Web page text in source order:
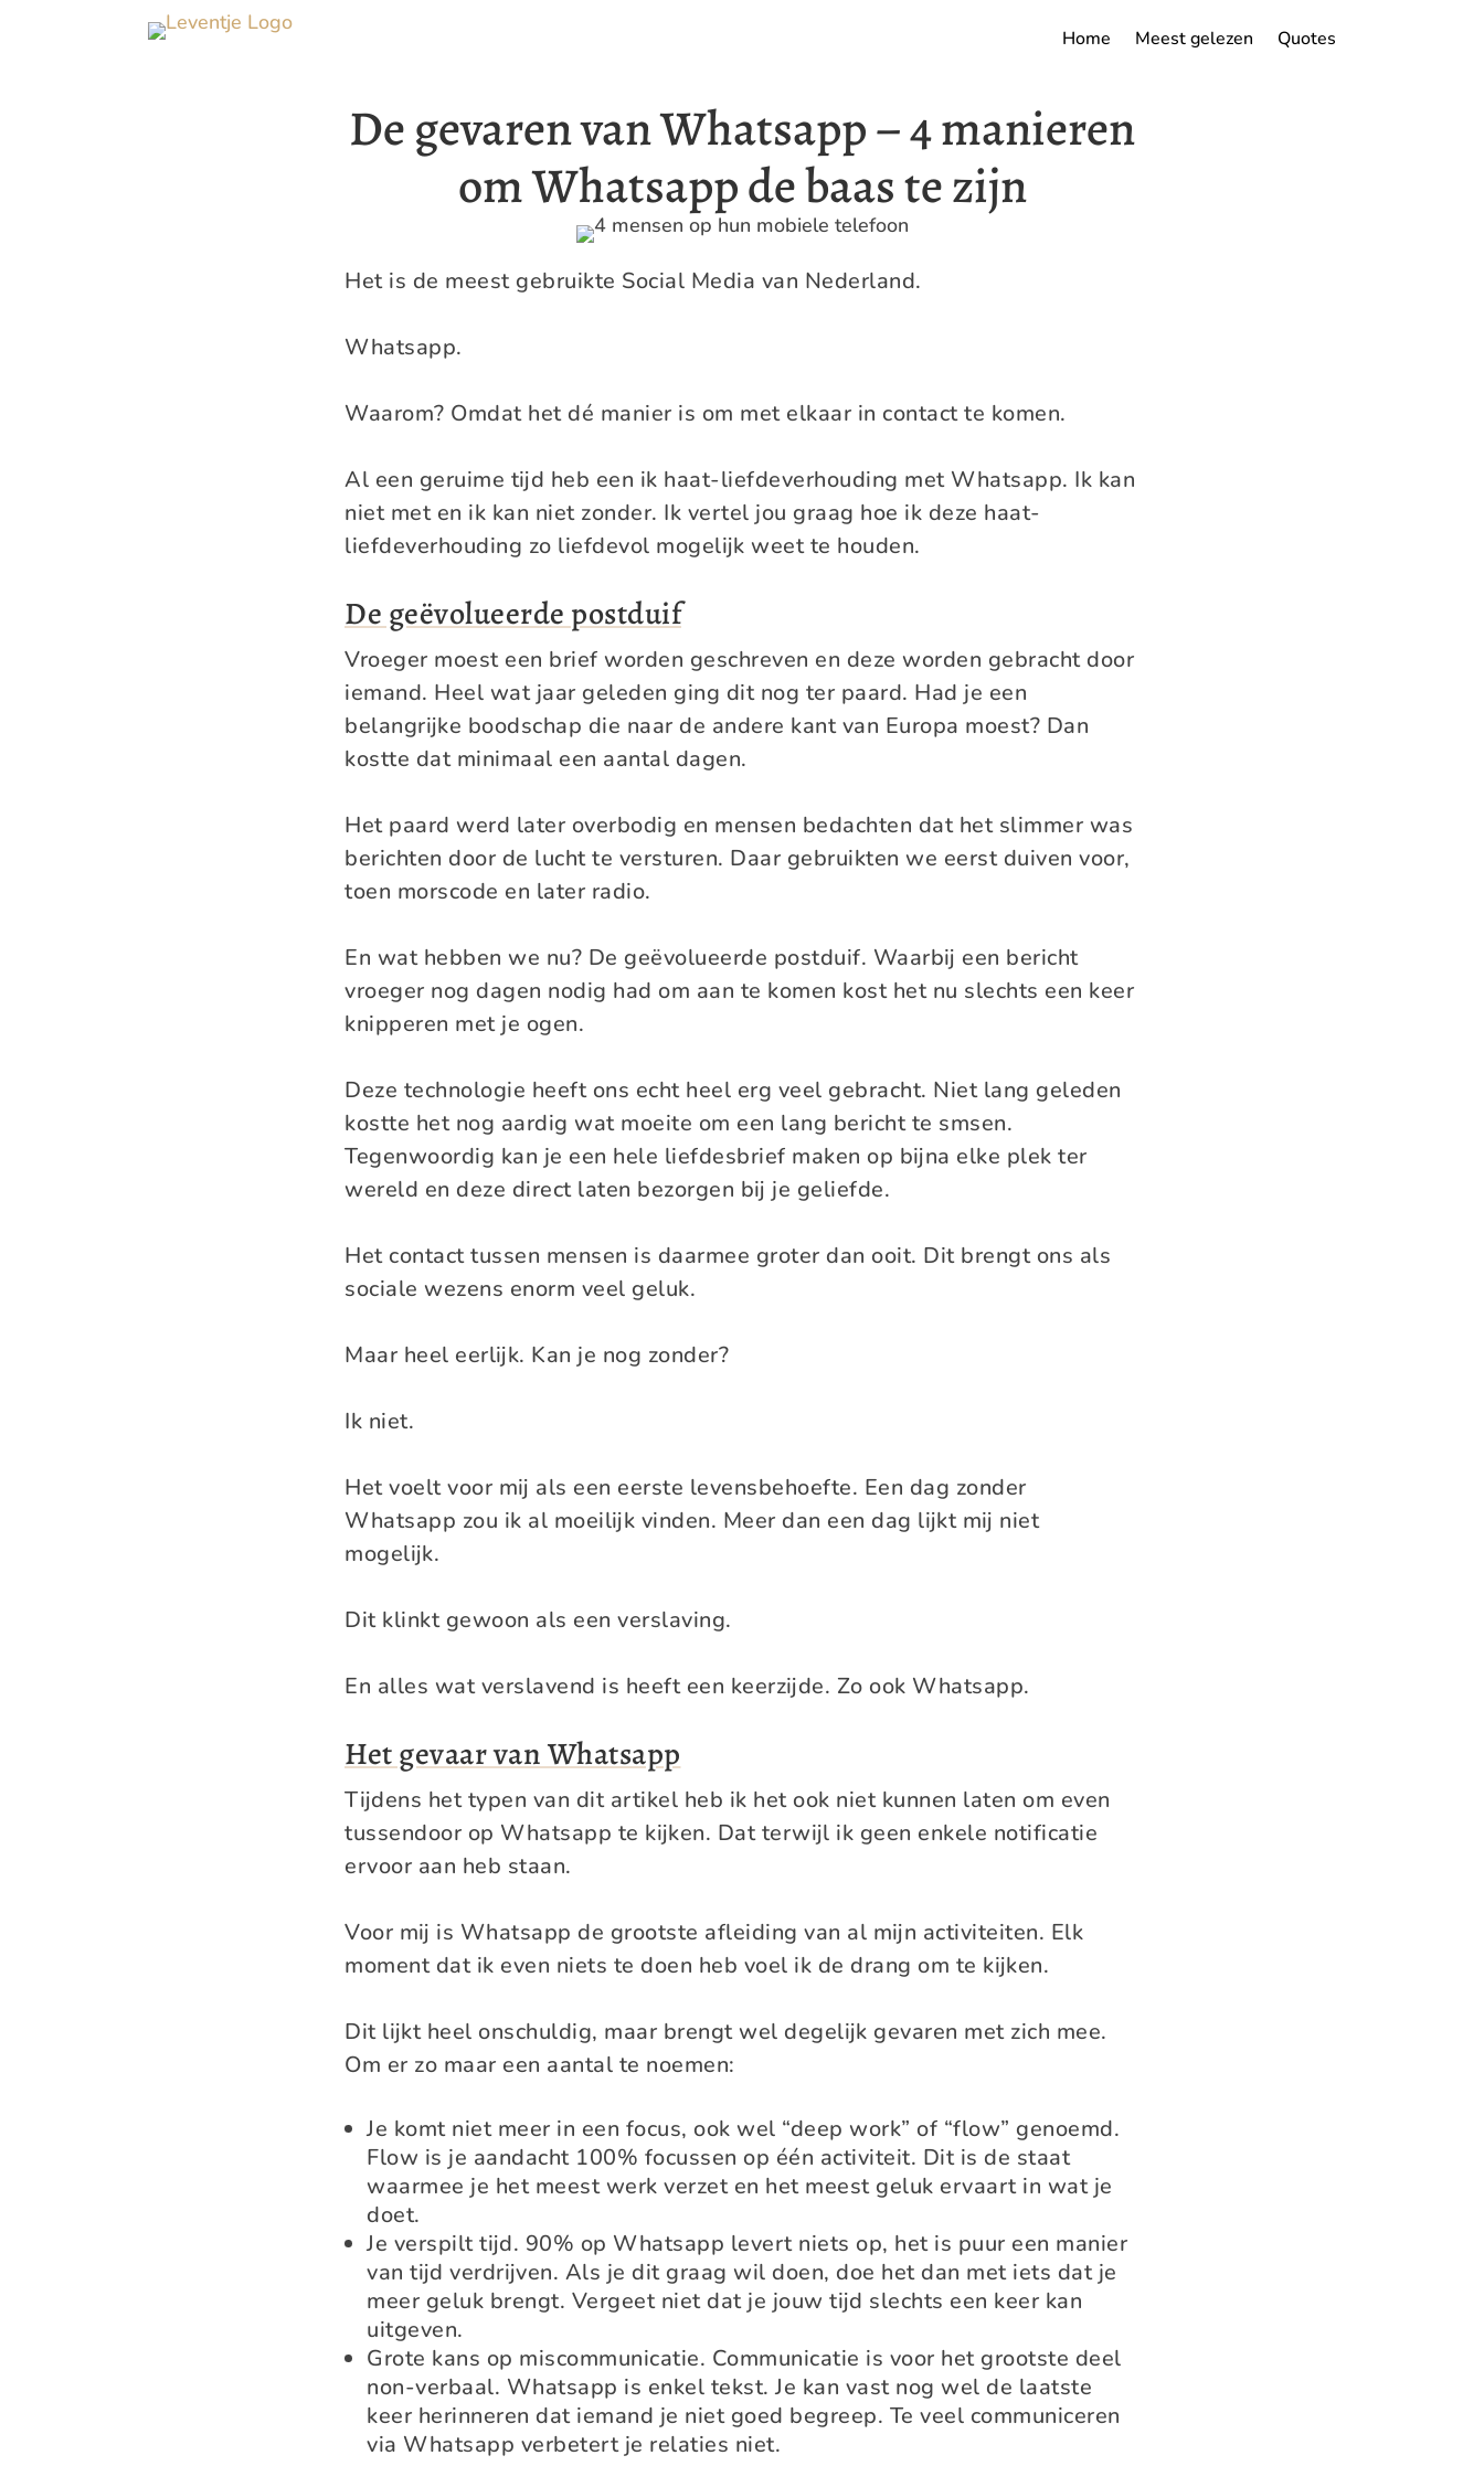
Home Meest gelezen Quotes
De gevaren van Whatsapp – 4 manieren
om Whatsapp de baas te zijn
Het is de meest gebruikte Social Media van Nederland.
Whatsapp.
Waarom? Omdat het dé manier is om met elkaar in contact te komen.
Al een geruime tijd heb een ik haat-liefdeverhouding met Whatsapp. Ik kan
niet met en ik kan niet zonder. Ik vertel jou graag hoe ik deze haat-
liefdeverhouding zo liefdevol mogelijk weet te houden.
De geëvolueerde postduif
Vroeger moest een brief worden geschreven en deze worden gebracht door
iemand. Heel wat jaar geleden ging dit nog ter paard. Had je een
belangrijke boodschap die naar de andere kant van Europa moest? Dan
kostte dat minimaal een aantal dagen.
Het paard werd later overbodig en mensen bedachten dat het slimmer was
berichten door de lucht te versturen. Daar gebruikten we eerst duiven voor,
toen morscode en later radio.
En wat hebben we nu? De geëvolueerde postduif. Waarbij een bericht
vroeger nog dagen nodig had om aan te komen kost het nu slechts een keer
knipperen met je ogen.
Deze technologie heeft ons echt heel erg veel gebracht. Niet lang geleden
kostte het nog aardig wat moeite om een lang bericht te smsen.
Tegenwoordig kan je een hele liefdesbrief maken op bijna elke plek ter
wereld en deze direct laten bezorgen bij je geliefde.
Het contact tussen mensen is daarmee groter dan ooit. Dit brengt ons als
sociale wezens enorm veel geluk.
Maar heel eerlijk. Kan je nog zonder?
Ik niet.
Het voelt voor mij als een eerste levensbehoefte. Een dag zonder
Whatsapp zou ik al moeilijk vinden. Meer dan een dag lijkt mij niet
mogelijk.
Dit klinkt gewoon als een verslaving.
En alles wat verslavend is heeft een keerzijde. Zo ook Whatsapp.
Het gevaar van Whatsapp
Tijdens het typen van dit artikel heb ik het ook niet kunnen laten om even
tussendoor op Whatsapp te kijken. Dat terwijl ik geen enkele notificatie
ervoor aan heb staan.
Voor mij is Whatsapp de grootste afleiding van al mijn activiteiten. Elk
moment dat ik even niets te doen heb voel ik de drang om te kijken.
Dit lijkt heel onschuldig, maar brengt wel degelijk gevaren met zich mee.
Om er zo maar een aantal te noemen:
Je komt niet meer in een focus, ook wel “deep work” of “flow” genoemd.
Flow is je aandacht 100% focussen op één activiteit. Dit is de staat
waarmee je het meest werk verzet en het meest geluk ervaart in wat je
doet.
Je verspilt tijd. 90% op Whatsapp levert niets op, het is puur een manier
van tijd verdrijven. Als je dit graag wil doen, doe het dan met iets dat je
meer geluk brengt. Vergeet niet dat je jouw tijd slechts een keer kan
uitgeven.
Grote kans op miscommunicatie. Communicatie is voor het grootste deel
non-verbaal. Whatsapp is enkel tekst. Je kan vast nog wel de laatste
keer herinneren dat iemand je niet goed begreep. Te veel communiceren
via Whatsapp verbetert je relaties niet.